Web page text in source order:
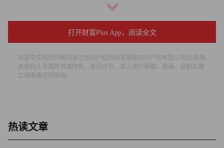
年轻员工的“天真”需要有人平衡。
“年轻人容易做到不带偏见，但企业必须做好平衡，因为年
轻人在情绪处理上可能不够成熟。这些能力需要通过阅历逐
步培养，”安珀解释道，“所以要加以结合，既要有年轻人，
也要吸纳资深（员工）。”
道。
打开财富Plus App，阅读全文
财富中文网所刊载内容之知识产权为财富媒体知识产权有限公司及/或相
关权利人专属所有或持有。未经许可，禁止进行转载、摘编、复制及建
立镜像等任何使用。
热读文章